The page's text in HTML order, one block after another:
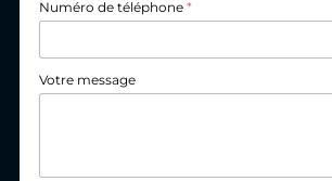
Numéro de téléphone *
Votre message